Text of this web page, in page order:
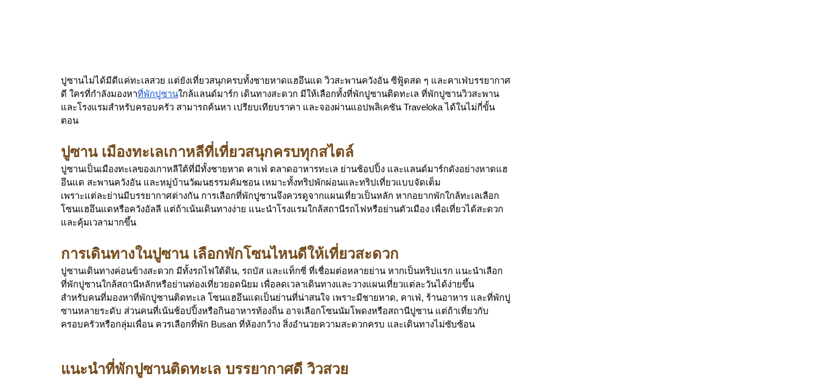
ปูซานไม่ได้มีดีแค่ทะเลสวย แต่ยังเที่ยวสนุกครบทั้งชายหาดแฮอึนแด วิวสะพานควังอัน ซีฟู้ดสด ๆ และคาเฟ่บรรยากาศ
ดี ใครที่กำลังมองหาที่พักปูซานใกล้แลนด์มาร์ก เดินทางสะดวก มีให้เลือกทั้งที่พักปูซานติดทะเล ที่พักปูซานวิวสะพาน
และโรงแรมสำหรับครอบครัว สามารถค้นหา เปรียบเทียบราคา และจองผ่านแอปพลิเคชัน Traveloka ได้ในไม่กี่ขั้น
ตอน
ปูซาน เมืองทะเลเกาหลีที่เที่ยวสนุกครบทุกสไตล์
ปูซานเป็นเมืองทะเลของเกาหลีใต้ที่มีทั้งชายหาด คาเฟ่ ตลาดอาหารทะเล ย่านช้อปปิ้ง และแลนด์มาร์กดังอย่างหาดแฮ
อึนแด สะพานควังอัน และหมู่บ้านวัฒนธรรมคัมชอน เหมาะทั้งทริปพักผ่อนและทริปเที่ยวแบบจัดเต็ม
เพราะแต่ละย่านมีบรรยากาศต่างกัน การเลือกที่พักปูซานจึงควรดูจากแผนเที่ยวเป็นหลัก หากอยากพักใกล้ทะเลเลือก
โซนแฮอึนแดหรือควังอัลลี แต่ถ้าเน้นเดินทางง่าย แนะนำโรงแรมใกล้สถานีรถไฟหรือย่านตัวเมือง เพื่อเที่ยวได้สะดวก
และคุ้มเวลามากขึ้น
การเดินทางในปูซาน เลือกพักโซนไหนดีให้เที่ยวสะดวก
ปูซานเดินทางค่อนข้างสะดวก มีทั้งรถไฟใต้ดิน, รถบัส และแท็กซี่ ที่เชื่อมต่อหลายย่าน หากเป็นทริปแรก แนะนำเลือก
ที่พักปูซานใกล้สถานีหลักหรือย่านท่องเที่ยวยอดนิยม เพื่อลดเวลาเดินทางและวางแผนเที่ยวแต่ละวันได้ง่ายขึ้น
สำหรับคนที่มองหาที่พักปูซานติดทะเล โซนแฮอึนแดเป็นย่านที่น่าสนใจ เพราะมีชายหาด, คาเฟ่, ร้านอาหาร และที่พักปู
ซานหลายระดับ ส่วนคนที่เน้นช้อปปิ้งหรือกินอาหารท้องถิ่น อาจเลือกโซนนัมโพดงหรือสถานีปูซาน แต่ถ้าเที่ยวกับ
ครอบครัวหรือกลุ่มเพื่อน ควรเลือกที่พัก Busan ที่ห้องกว้าง สิ่งอำนวยความสะดวกครบ และเดินทางไม่ซับซ้อน
แนะนำที่พักปูซานติดทะเล บรรยากาศดี วิวสวย